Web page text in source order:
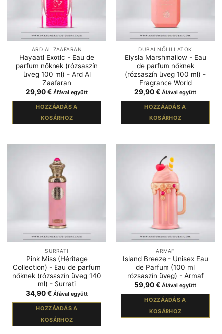
ARD AL ZAAFARAN
Hayaati Exotic - Eau de
parfum nőknek (rózsaszín
üveg 100 ml) - Ard Al
Zaafaran
29,90€ Áfával együtt
HOZZÁADÁS A
KOSÁRHOZ
DUBAI NŐI ILLATOK
Elysia Marshmallow - Eau
de parfum nőknek
(rózsaszín üveg 100 ml) -
Fragrance World
29,90€ Áfával együtt
HOZZÁADÁS A
KOSÁRHOZ
SURRATI
Pink Miss (Héritage
Collection) - Eau de parfum
nőknek (rózsaszín üveg 140
ml) - Surrati
34,90€ Áfával együtt
HOZZÁADÁS A
KOSÁRHOZ
ARMAF
Island Breeze - Unisex Eau
de Parfum (100 ml
rózsaszín üveg) - Armaf
59,90€ Áfával együtt
HOZZÁADÁS A
KOSÁRHOZ